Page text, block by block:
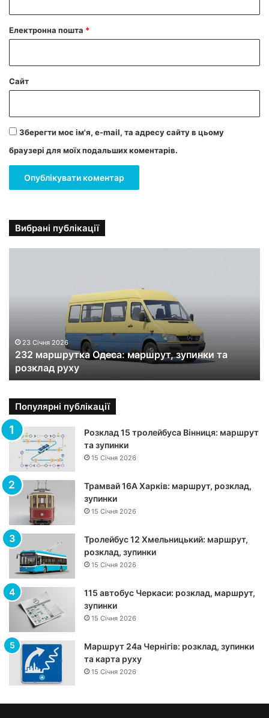
Електронна пошта *
Сайт
Зберегти моє ім'я, e-mail, та адресу сайту в цьому
браузері для моїх подальших коментарів.
Вибрані публікації
к
д
е
с
м
а
р
у
з
у
н
к
а
23 Січня 2026
232 маршрутка Одеса: маршрут, зупинки та
розклад руху
Популярні публікації
Розклад 15 тролейбуса Вінниця: маршрут
та зупинки
15 Січня 2026
Трамвай 16А Харків: маршрут, розклад,
зупинки
15 Січня 2026
Тролейбус 12 Хмельницький: маршрут,
розклад, зупинки
15 Січня 2026
115 автобус Черкаси: розклад, маршрут,
зупинки
15 Січня 2026
Маршрут 24а Чернігів: розклад, зупинки
та карта руху
15 Січня 2026